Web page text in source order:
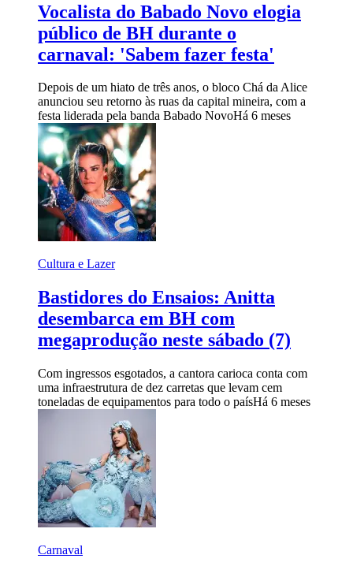
Vocalista do Babado Novo elogia
público de BH durante o
carnaval: 'Sabem fazer festa'
Depois de um hiato de três anos, o bloco Chá da Alice
anunciou seu retorno às ruas da capital mineira, com a
festa liderada pela banda Babado NovoHá 6 meses
Cultura e Lazer
Bastidores do Ensaios: Anitta
desembarca em BH com
megaprodução neste sábado (7)
Com ingressos esgotados, a cantora carioca conta com
uma infraestrutura de dez carretas que levam cem
toneladas de equipamentos para todo o paísHá 6 meses
Carnaval